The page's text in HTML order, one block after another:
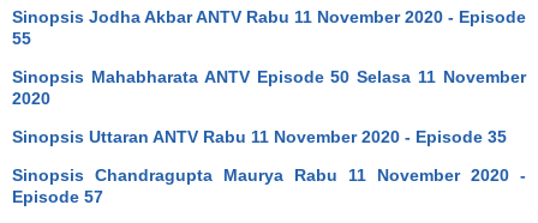
Sinopsis Jodha Akbar ANTV Rabu 11 November 2020 - Episode
55
Sinopsis Mahabharata ANTV Episode 50 Selasa 11 November
2020
Sinopsis Uttaran ANTV Rabu 11 November 2020 - Episode 35
Sinopsis Chandragupta Maurya Rabu 11 November 2020 -
Episode 57